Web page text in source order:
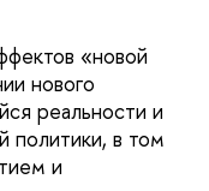
«новой
нового
реальности и
политики, в том
и